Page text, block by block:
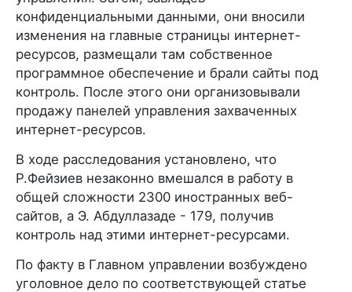
конфиденциальными данными, они вносили
изменения на главные страницы интернет-
ресурсов, размещали там собственное
программное обеспечение и брали сайты под
контроль. После этого они организовывали
продажу панелей управления захваченных
интернет-ресурсов.
В ходе расследования установлено, что
Р.Фейзиев незаконно вмешался в работу в
общей сложности 2300 иностранных веб-
сайтов, а Э. Абдуллазаде - 179, получив
контроль над этими интернет-ресурсами.
По факту в Главном управлении возбуждено
уголовное дело по соответствующей статье